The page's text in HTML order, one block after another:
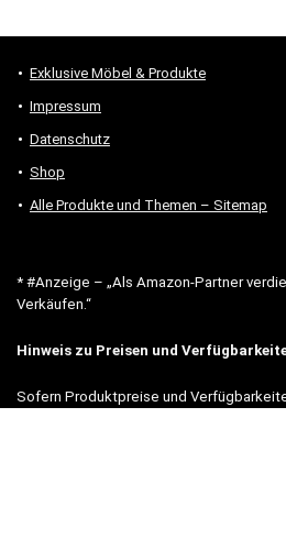
Exklusive Möbel & Produkte
Impressum
Datenschutz
Shop
Alle Produkte und Themen – Sitemap
* #Anzeige – „Als Amazon-Partner
Verkäufen.“
Hinweis zu Preisen und
Sofern Produktpreise und